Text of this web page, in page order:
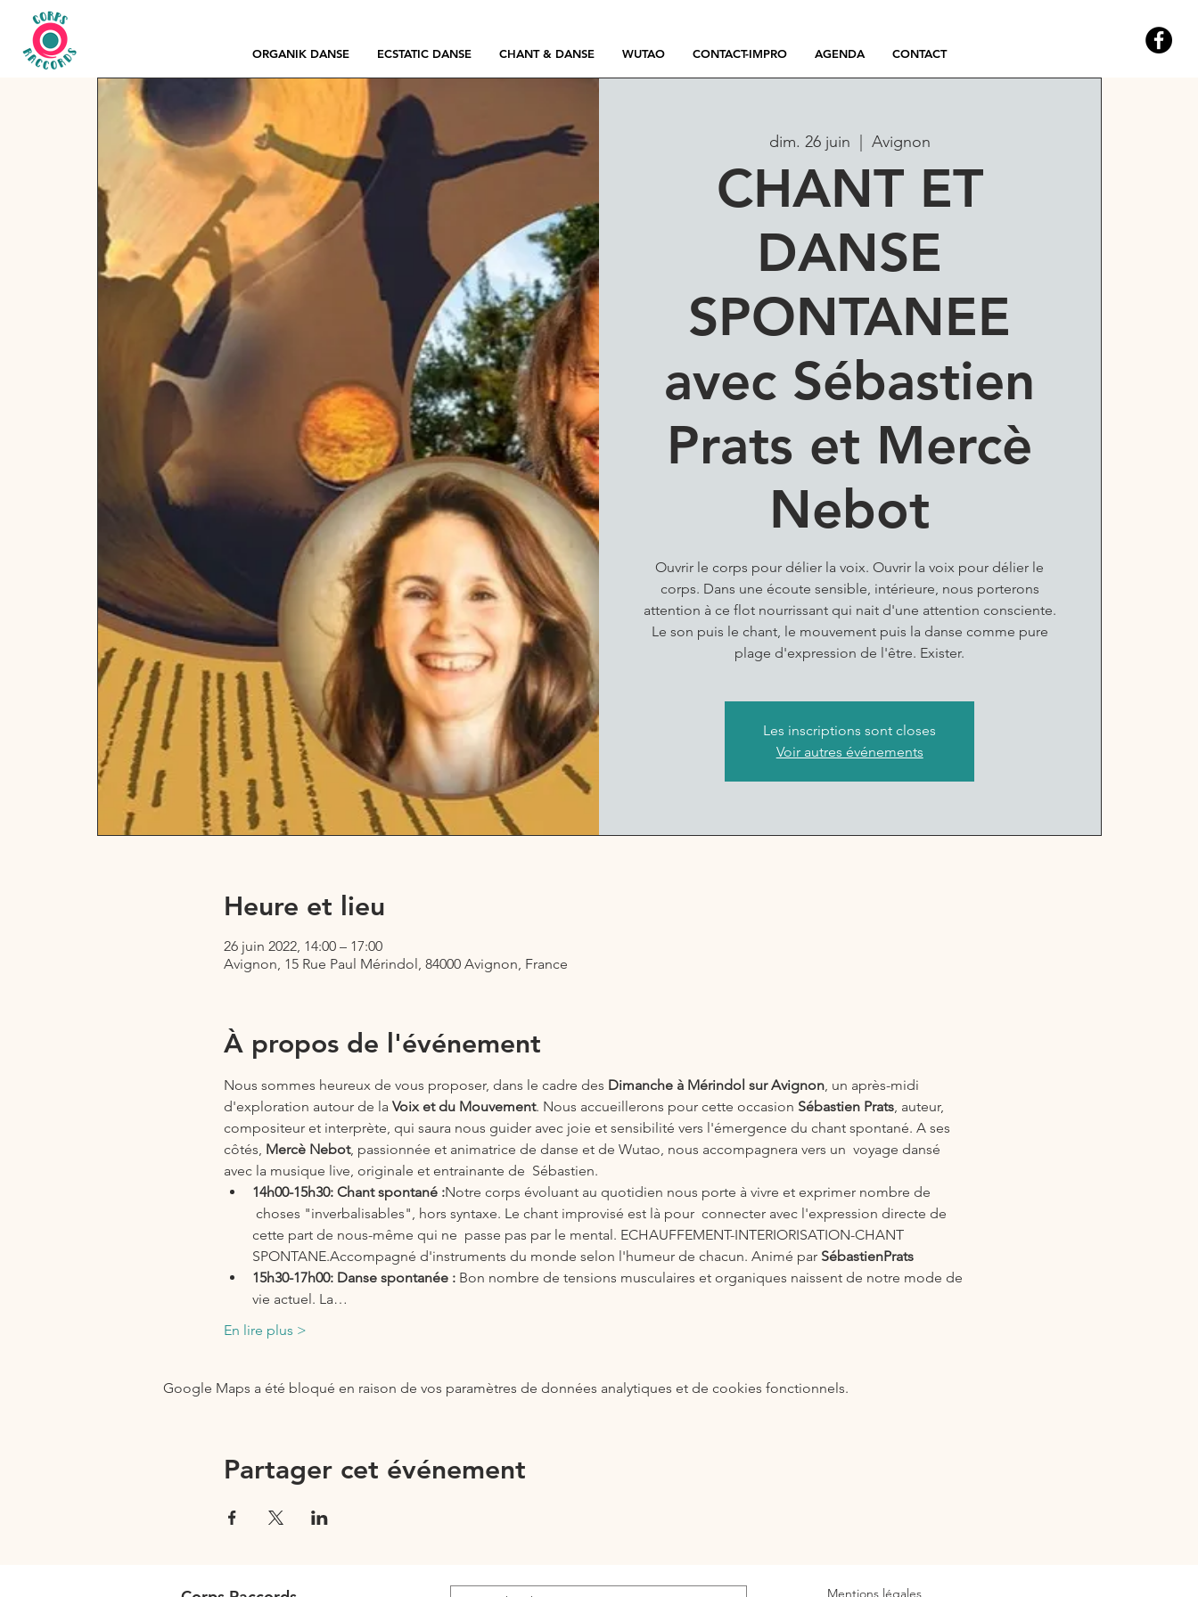
ORGANIK DANSE ECSTATIC DANSE CHANT & DANSE WUTAO CONTACT-IMPRO AGENDA CONTACT
dim. 26 juin Avignon
CHANT ET
DANSE
SPONTANEE
avec Sébastien
Prats et Mercè
Nebot
Ouvrir le corps pour délier la voix. Ouvrir la voix pour délier le
corps. Dans une écoute sensible, intérieure, nous porterons
attention à ce flot nourrissant qui nait d'une attention consciente.
Le son puis le chant, le mouvement puis la danse comme pure
plage d'expression de l'être. Exister.
Les inscriptions sont closes
Voir autres événements
Heure et lieu
26 juin 2022, 14:00 – 17:00
Avignon, 15 Rue Paul Mérindol, 84000 Avignon, France
À propos de l'événement
Nous sommes heureux de vous proposer, dans le cadre des Dimanche à Mérindol sur Avignon, un après-midi
d'exploration autour de la Voix et du Mouvement. Nous accueillerons pour cette occasion Sébastien Prats, auteur,
compositeur et interprète, qui saura nous guider avec joie et sensibilité vers l'émergence du chant spontané. A ses
côtés, Mercè Nebot, passionnée et animatrice de danse et de Wutao, nous accompagnera vers un  voyage dansé
avec la musique live, originale et entrainante de  Sébastien.
14h00-15h30: Chant spontané :Notre corps évoluant au quotidien nous porte à vivre et exprimer nombre de
choses "inverbalisables", hors syntaxe. Le chant improvisé est là pour  connecter avec l'expression directe de
cette part de nous-même qui ne  passe pas par le mental. ECHAUFFEMENT-INTERIORISATION-CHANT
SPONTANE.Accompagné d'instruments du monde selon l'humeur de chacun. Animé par SébastienPrats
15h30-17h00: Danse spontanée : Bon nombre de tensions musculaires et organiques naissent de notre mode de
vie actuel. La…
En lire plus >
Google Maps a été bloqué en raison de vos paramètres de données analytiques et de cookies fonctionnels.
Partager cet événement
Mentions légales